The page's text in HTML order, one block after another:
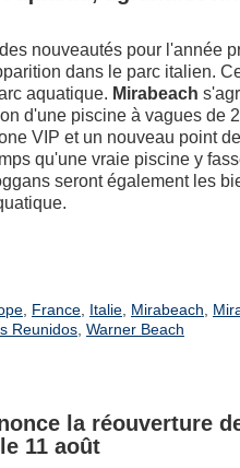
nouveautés pour l'année
dans le parc italien.
aquatique. Mirabeach
d'une piscine à vagues de
VIP et un nouveau point de
qu'une vraie piscine y
seront également les
, France, Italie, Mirabeach
Reunidos, Warner Beach
la réouverture
11 août